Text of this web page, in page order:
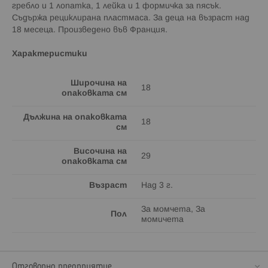
гребло и 1 лопатка, 1 лейка и 1 формичка за пясък.
Съдържа рециклирана пластмаса. За деца на възраст над
18 месеца. Произведено във Франция.
Характеристики
Широчина на
опаковката см
18
Дължина на опаковката
см
18
Височина на
опаковката см
29
Възраст Над 3 г.
Пол
За момчета, За
момичета